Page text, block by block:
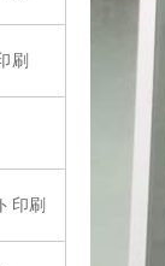
刷
印刷